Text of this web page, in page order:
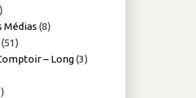
Médias (8)
– Long(3)